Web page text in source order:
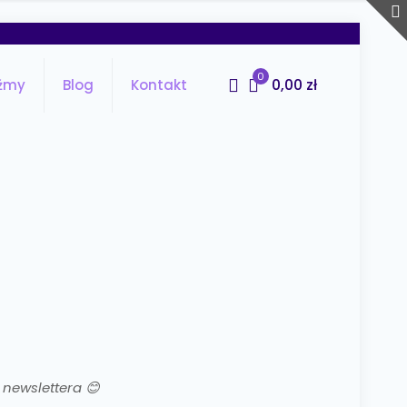
Blog Kontakt 0 0,00 zł
😊